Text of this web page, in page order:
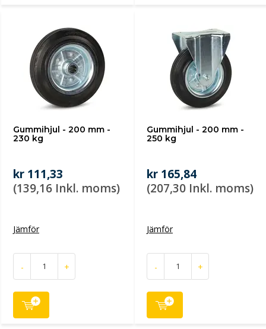
Gummihjul - 200 mm -
230 kg
kr 111,33
(139,16 Inkl. moms)
Jämför
- +
Gummihjul - 200 mm -
250 kg
kr 165,84
(207,30 Inkl. moms)
Jämför
- +